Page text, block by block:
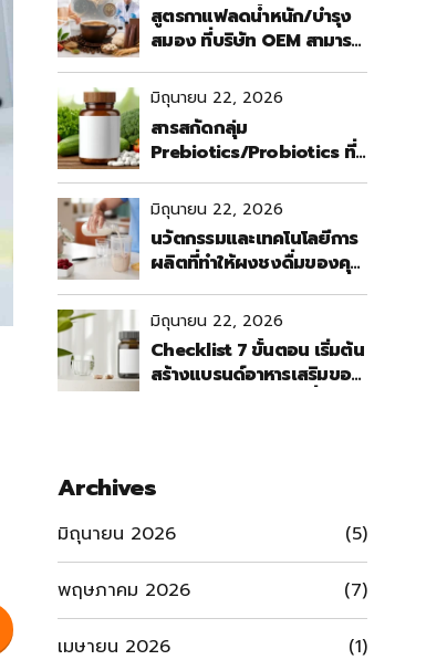
สูตรกาแฟลดน้ำหนัก/บำรุง
สมอง ที่บริษัท OEM สามารถ
พัฒนาให้ตอบโจทย์ตลาดผู้
สูงอายุและวัยทำงาน
มิถุนายน 22, 2026
สารสกัดกลุ่ม
Prebiotics/Probiotics ที่
ช่วยให้ผลิตภัณฑ์ดีท็อกซ์
ของคุณ "เหนือกว่า" คู่แข่ง
มิถุนายน 22, 2026
นวัตกรรมและเทคโนโลยีการ
ผลิตที่ทำให้ผงชงดื่มของคุณ
"ละลายง่าย" และ "รสชาติดี
มิถุนายน 22, 2026
Checklist 7 ขั้นตอน เริ่มต้น
สร้างแบรนด์อาหารเสริมของ
Archives
มิถุนายน 2026 (5)
พฤษภาคม 2026 (7)
เมษายน 2026 (1)